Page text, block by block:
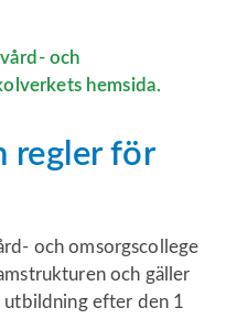
och
hemsida.
regler för
och omsorgscollege
och gäller
efter den 1